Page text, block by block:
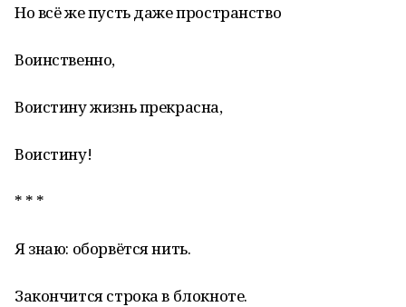
Но всё же пусть даже пространство
Воинственно,
Воистину жизнь прекрасна,
Воистину!
* * *
Я знаю: оборвётся нить.
Закончится строка в блокноте.